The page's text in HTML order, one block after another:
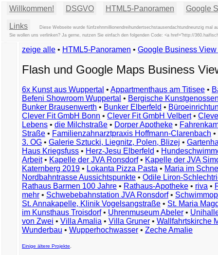
Willkommen! DSGVO HTML5-Panoramen Google
Links
Diese Webseite wurde fünfzehnmillionendreihundertsechstausendachtundneunzig mal
Sie wollen uns verlinken? Ja gerne, nutzen Sie einfach den folgenden Code: <a href="http://
zeige alle • HTML5-Panoramen • Google Business
Flash und Google Maps Business
6x Kunst aus Wuppertal • Appartmenthaus am Titisee •
Befeni Showroom Wuppertal • Bergische
Bunker Brausenwerth • Bunker Elberfeld •
Clever Fit GmbH Bonn • Clever Fit GmbH Velbert•
Lebens • die Milchstraße • Dorper Apotheke •
Straße • Familienzahnarztpraxis Hoffmann-Clarenbach •
3. OG • Galerie Sztucki, Liegnitz, Polen, Blizej •
Haus Kriegsfuss • Herz-Jesu Elberfeld •
Arbeit• Kapelle der JVA Ronsdorf• Kapelle der JVA
Katernberg 2019 • Lokanta Pizza Pasta • Maria im
Nordbahntrasse Aussichtspunkte • Odile Liron-
Rathaus Barmen 100 Jahre • Rathaus-Apotheke • riva •
mehr • Schwebebahnstation JVA Ronsdorf•
St. Annakapelle, Klinik Vogelsangstraße • St. Maria
im Kunsthaus Troisdorf• Uhrenmuseum Abeler •
von Zwei • Villa Amalia • Villa Gruner • Wallfahrtskirche
Wunderbau • Wupperhochwasser • Zeche Amalie
Einige ältere Projekte